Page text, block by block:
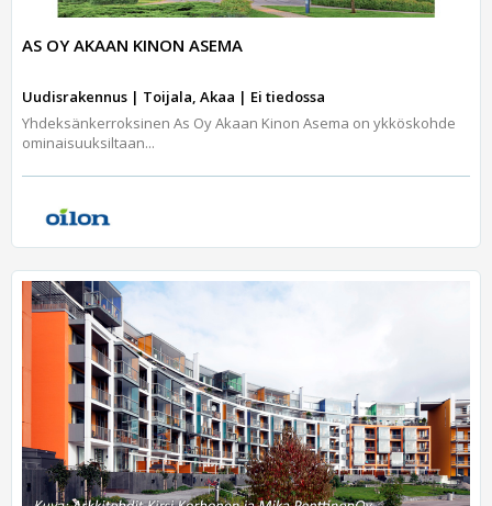
AS OY AKAAN KINON ASEMA
Uudisrakennus | Toijala, Akaa | Ei tiedossa
Yhdeksänkerroksinen As Oy Akaan Kinon Asema on ykköskohde
ominaisuuksiltaan...